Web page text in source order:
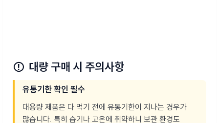
⚠️ 대량 구매 시 주의사항
유통기한 확인 필수
대용량 제품은 다 먹기 전에 유통기한이 지나는 경우가
많습니다. 특히 습기나 고온에 취약하니 보관 환경도